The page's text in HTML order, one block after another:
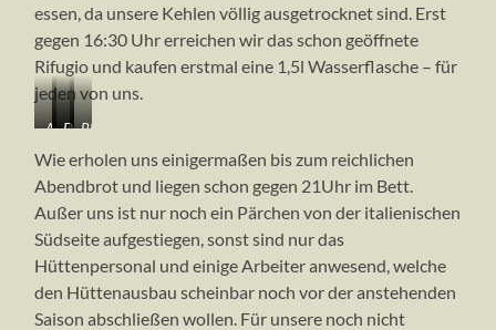
essen, da unsere Kehlen völlig ausgetrocknet sind. Erst
gegen 16:30 Uhr erreichen wir das schon geöffnete
Rifugio und kaufen erstmal eine 1,5l Wasserflasche – für
jeden von uns.
Auf
Breithorn
-
Zentralgipfel
(4156m),
der
Westgipfel
Im
Schnee
beim
Abstieg,
im
Hintergrund
die
Castor-
Nordwestflanke
Das
Guide
d’Ayas
(3420m)
Blick
Rifugio
zurück
zum
Breithornkamm
Wie erholen uns einigermaßen bis zum reichlichen
Abendbrot und liegen schon gegen 21Uhr im Bett.
Außer uns ist nur noch ein Pärchen von der italienischen
Südseite aufgestiegen, sonst sind nur das
Hüttenpersonal und einige Arbeiter anwesend, welche
den Hüttenausbau scheinbar noch vor der anstehenden
Saison abschließen wollen. Für unsere noch nicht